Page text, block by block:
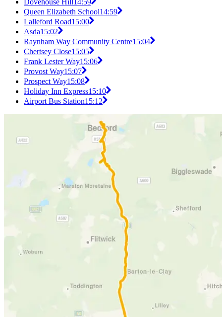
Dovehouse Hill14:59
Queen Elizabeth School14:59
Lalleford Road15:00
Asda15:02
Raynham Way Community Centre15:04
Chertsey Close15:05
Frank Lester Way15:06
Provost Way15:07
Prospect Way15:08
Holiday Inn Express15:10
Airport Bus Station15:12